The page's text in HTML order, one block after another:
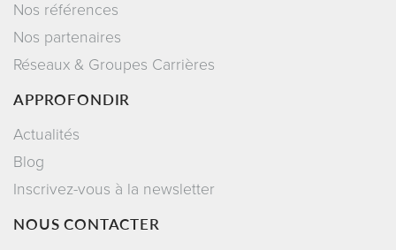
Nos références
Nos partenaires
Réseaux & Groupes Carrières
APPROFONDIR
Actualités
Blog
Inscrivez-vous à la newsletter
NOUS CONTACTER